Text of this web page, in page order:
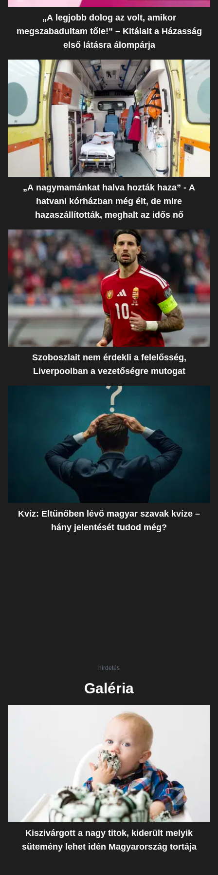
„A legjobb dolog az volt, amikor
megszabadultam tőle!” – Kitálalt a Házasság
első látásra álompárja
„A nagymamánkat halva hozták haza” - A
hatvani kórházban még élt, de mire
hazaszállították, meghalt az idős nő
Szoboszlait nem érdekli a felelősség,
Liverpoolban a vezetőségre mutogat
Kvíz: Eltűnőben lévő magyar szavak kvíze –
hány jelentését tudod még?
hirdetés
Galéria
Kiszivárgott a nagy titok, kiderült melyik
sütemény lehet idén Magyarország tortája